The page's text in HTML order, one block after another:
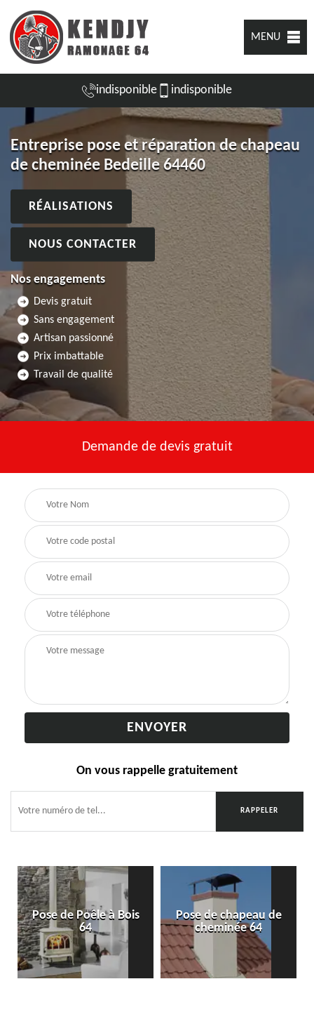
MENU
indisponible indisponible
Entreprise pose et réparation de chapeau
de cheminée Bedeille 64460
RÉALISATIONS
NOUS CONTACTER
Nos engagements
Devis gratuit
Sans engagement
Artisan passionné
Prix imbattable
Travail de qualité
Demande de devis gratuit
On vous rappelle gratuitement
Pose de Poêle à Bois
64
Pose de chapeau de
cheminée 64